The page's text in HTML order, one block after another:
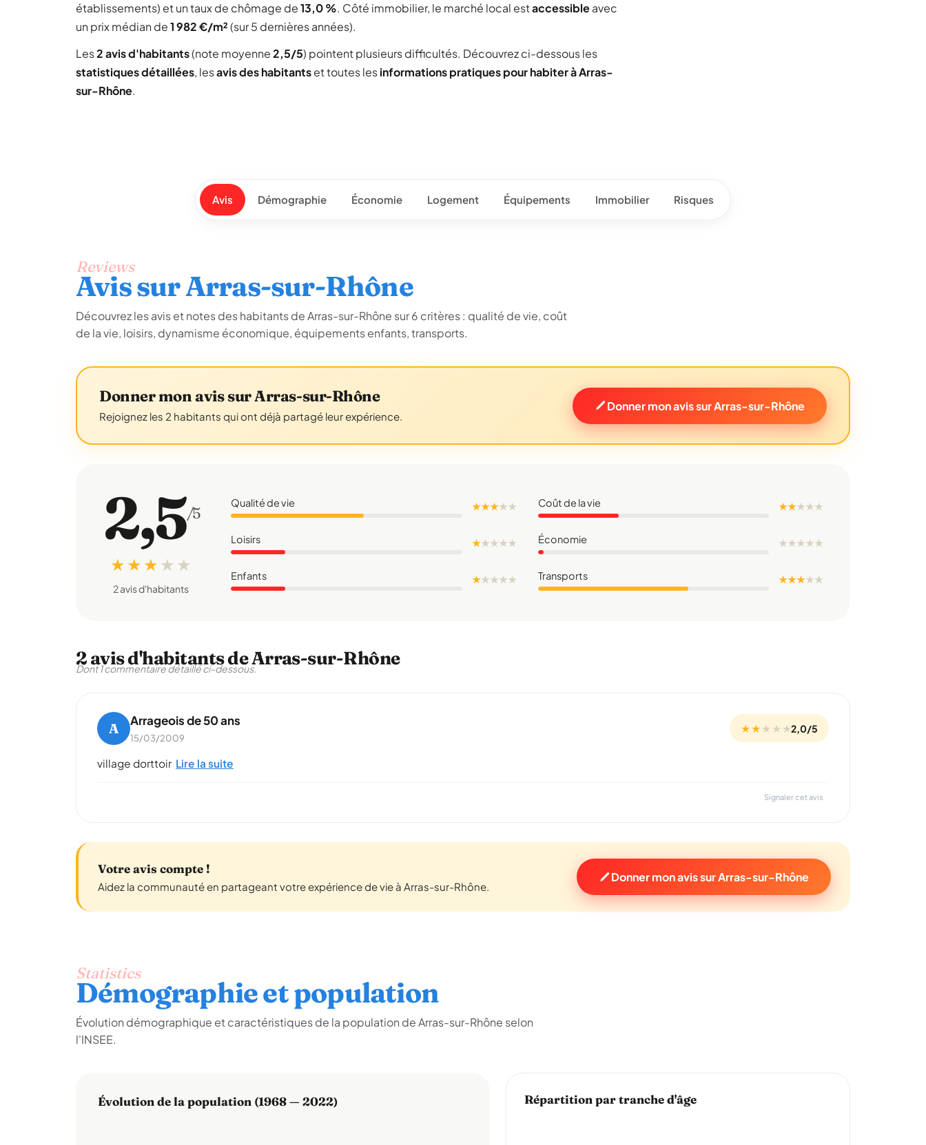
établissements) et un taux de chômage de13,0 %. Côté immobilier, le marché local estaccessibleavec
un prix médian de1 982 €/m²(sur 5 dernières années).
Les2 avis d'habitants(note moyenne2,5/5) pointent plusieurs difficultés. Découvrez ci-dessous les
statistiques détaillées, lesavis des habitantset toutes lesinformations pratiques pour habiter à Arras-
sur-Rhône.
Avis Démographie Économie Logement Équipements Immobilier Risques
Reviews
Avis sur Arras-sur-Rhône
Découvrez les avis et notes des habitants de Arras-sur-Rhône sur 6 critères : qualité de vie, coût
de la vie, loisirs, dynamisme économique, équipements enfants, transports.
Donner mon avis sur Arras-sur-Rhône
Rejoignez les 2 habitants qui ont déjà partagé leur expérience.
Donner mon avis sur Arras-sur-Rhône
2,5/5
★ ★ ★ ★ ★
2 avis d'habitants
Qualité de vie ★ ★ ★★★ Coût de la vie ★ ★★★★
Loisirs ★★★★★ Économie ★★★★★
Enfants ★★★★★ Transports ★ ★ ★★★
2 avis d'habitants de Arras-sur-Rhône
Dont 1 commentaire détaillé ci-dessous.
A Arrageois de 50 ans
15/03/2009
★ ★★ ★ ★2,0/5
village dorttoir Lire la suite
Signaler cet avis
Votre avis compte !
Aidez la communauté en partageant votre expérience de vie à Arras-sur-Rhône.
Donner mon avis sur Arras-sur-Rhône
Statistics
Démographie et population
Évolution démographique et caractéristiques de la population de Arras-sur-Rhône selon
l'INSEE.
Évolution de la population (1968 — 2022) Répartition par tranche d'âge